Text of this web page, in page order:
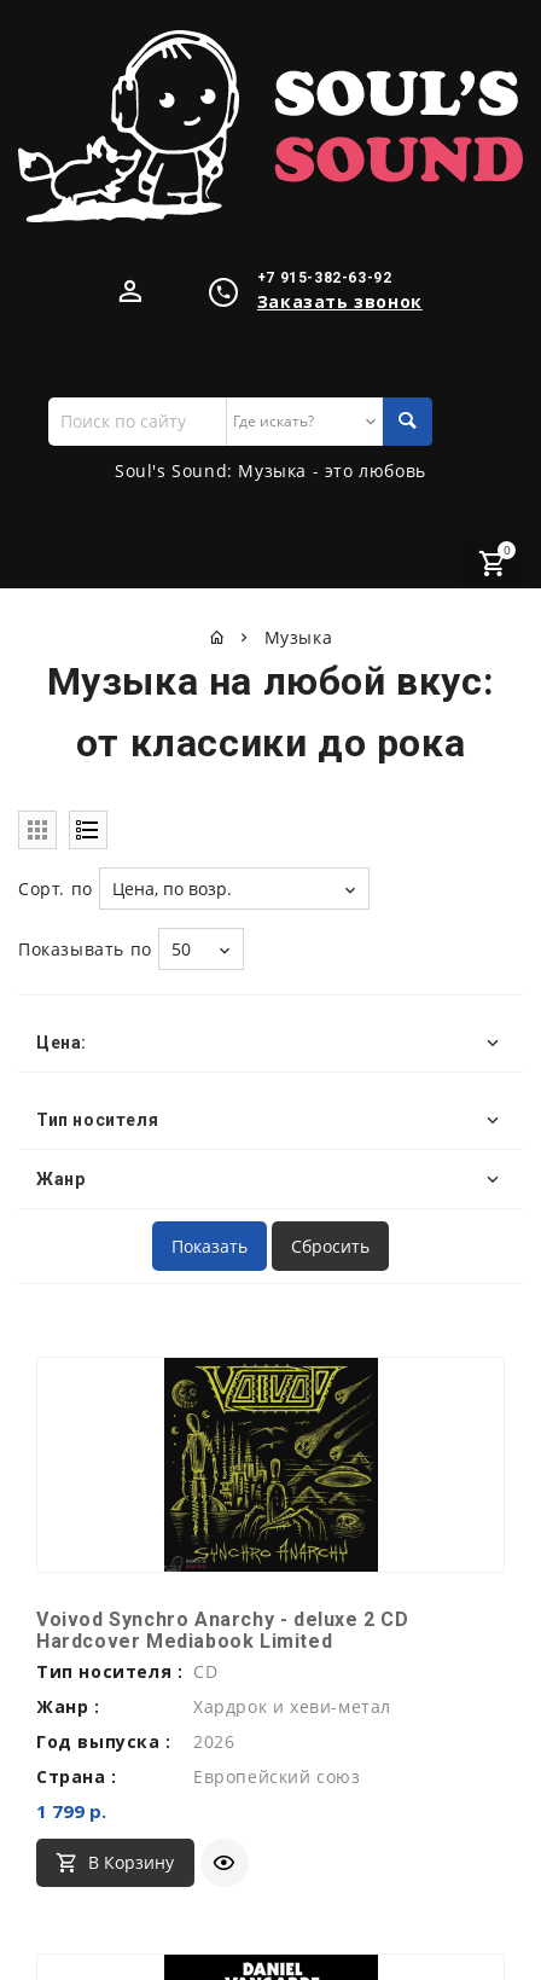
+7 915-382-63-92
Заказать звонок
Поиск
по
сайту
Soul's Sound: Музыка - это любовь
0
Музыка
Музыка на любой вкус:
от классики до рока
Сорт. по Цена, по возр.
Показывать по 50
Цена:
Тип носителя
Жанр
Voivod Synchro Anarchy - deluxe 2 CD
Hardcover Mediabook Limited
Тип носителя : CD
Жанр :
Хардрок и хеви-метал
Год выпуска :
2026
Страна :
Европейский союз
1 799 р.
В Корзину